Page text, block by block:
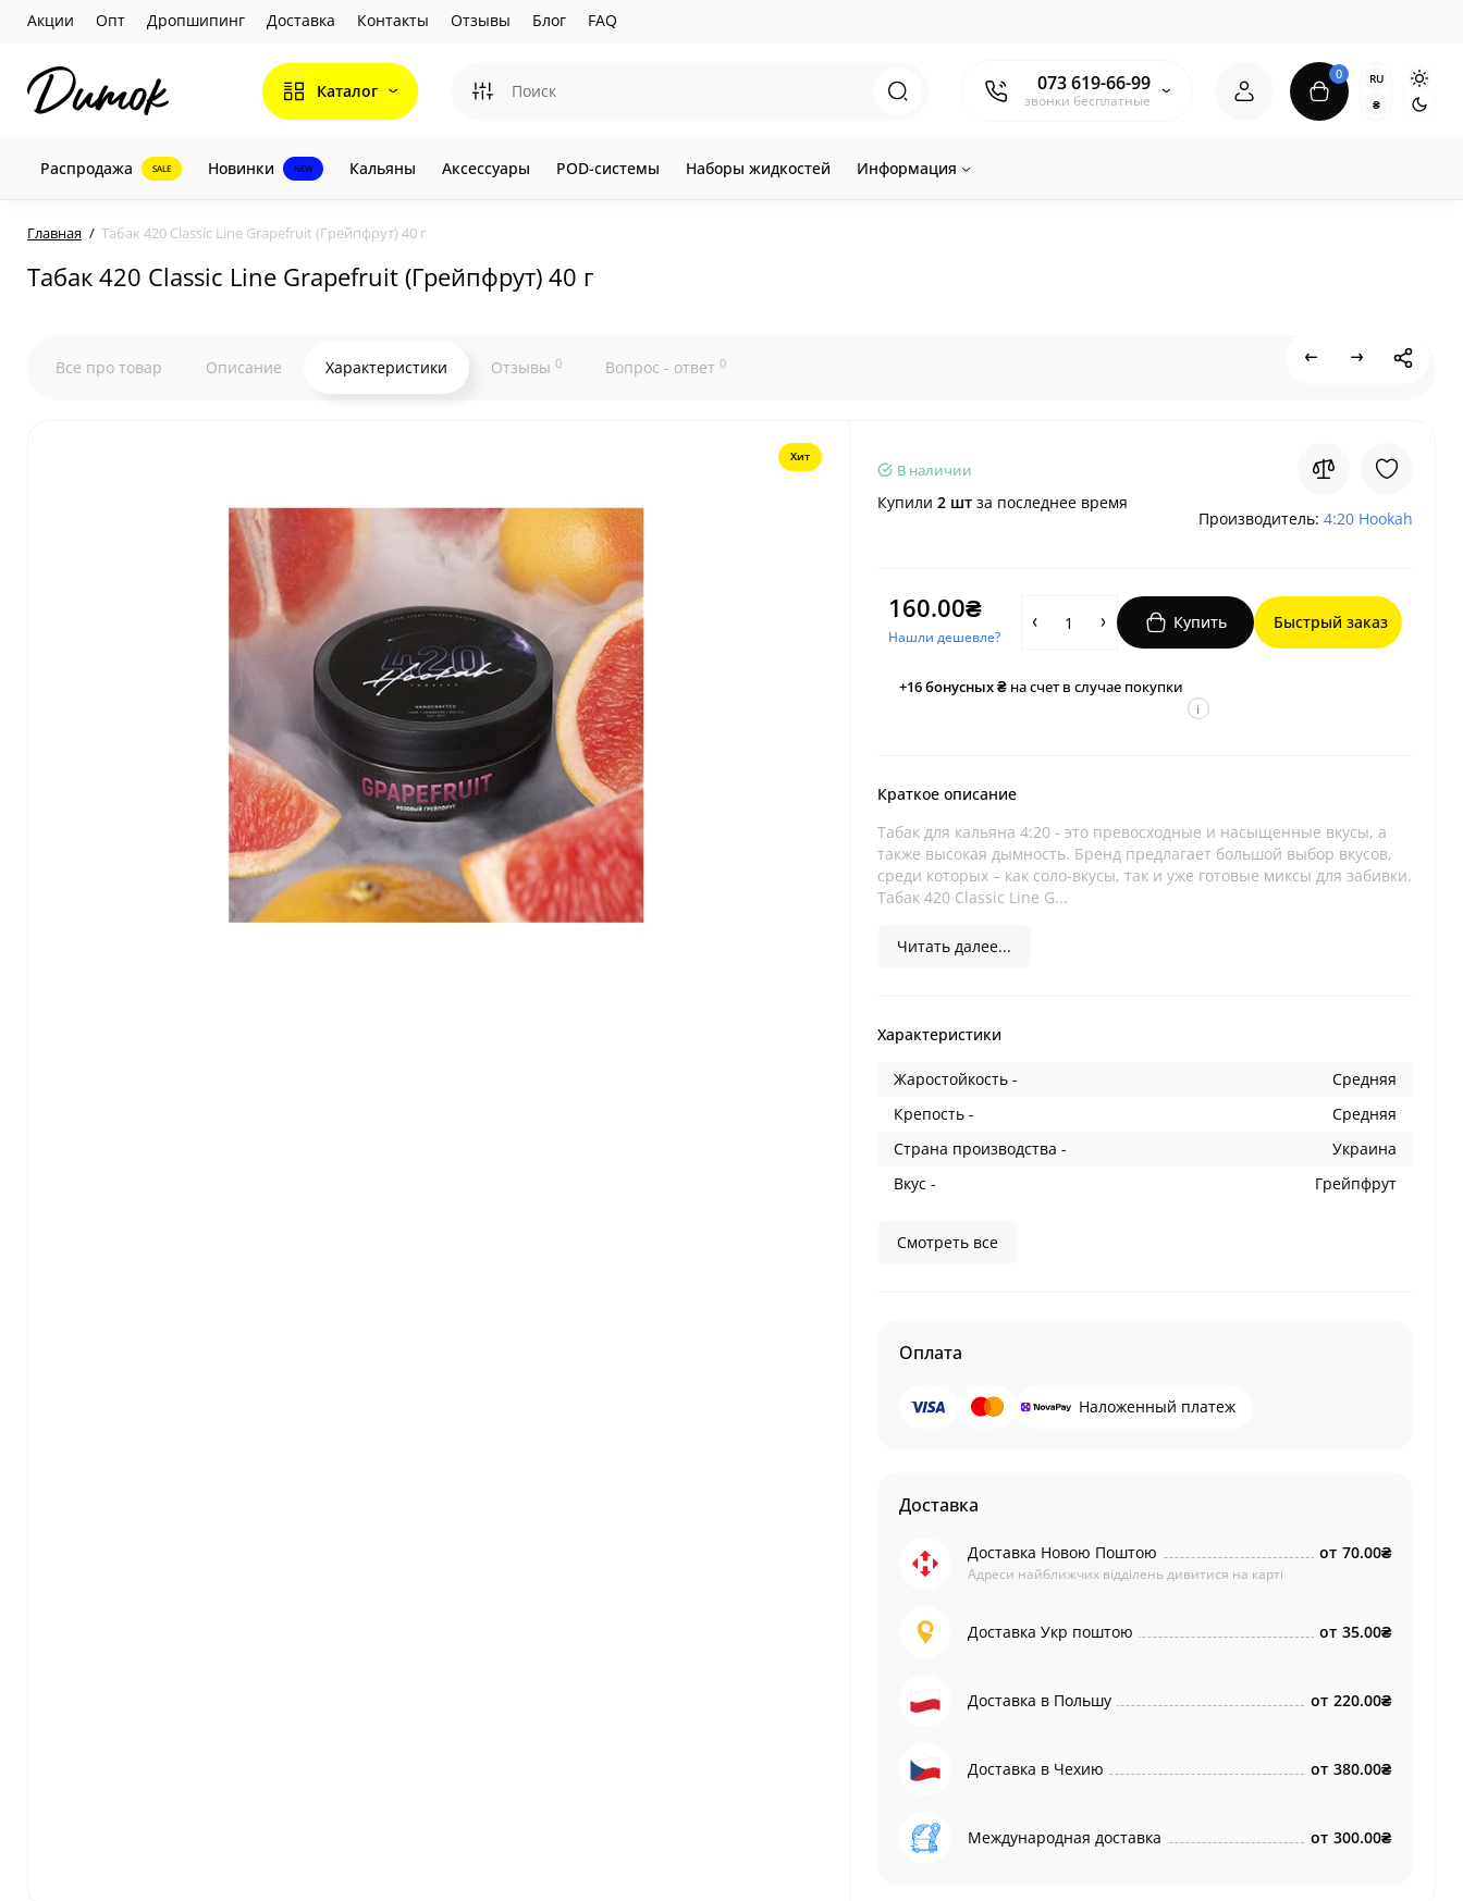
Акции Опт Дропшипинг Доставка Контакты Отзывы Блог FAQ
Каталог 073 619-66-99
звонки бесплатные
0
RU
₴
Распродажа SALE Новинки NEW Кальяны Аксессуары POD-системы Наборы жидкостей Информация
Главная Табак 420 Classic Line Grapefruit (Грейпфрут) 40 г
Табак 420 Classic Line Grapefruit (Грейпфрут) 40 г
Все про товар Описание Характеристики Отзывы 0 Вопрос - ответ 0
Хит
В наличии
Купили 2 штза последнее время
Производитель: 4:20 Hookah
160.00₴
Нашли дешевле?
Купить Быстрый заказ
+16бонусных ₴на счет в случае покупки
i
Краткое описание
Табак для кальяна 4:20 - это превосходные и насыщенные вкусы, а
также высокая дымность. Бренд предлагает большой выбор вкусов,
среди которых – как соло-вкусы, так и уже готовые миксы для забивки.
Табак 420 Classic Line G...
Читать далее...
Характеристики
Жаростойкость -
Средняя
Крепость -
Средняя
Страна производства -
Украина
Вкус -
Грейпфрут
Смотреть все
Оплата
Наложенный платеж
Доставка
Доставка Новою Поштою
Адреси найближчих відділень дивитися на карті
от 70.00₴
Доставка Укр поштою от 35.00₴
Доставка в Польшу от 220.00₴
Доставка в Чехию от 380.00₴
Международная доставка от 300.00₴